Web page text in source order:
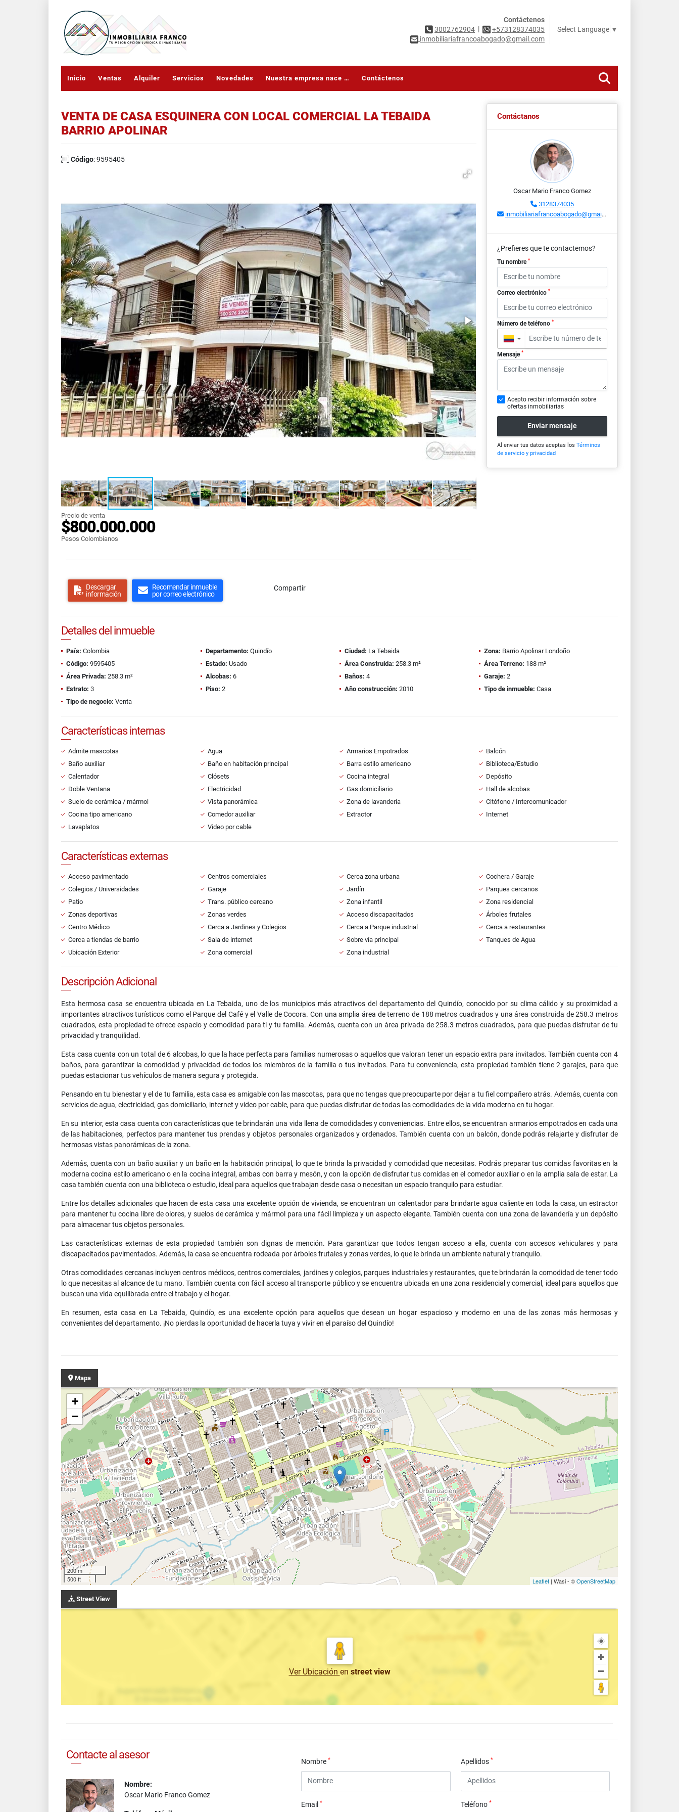
Contáctenos
3002762904 |
+573128374035
inmobiliariafrancoabogado@gmail.com
Select Language ▼
Inicio Ventas Alquiler Servicios Novedades Nuestra empresa nace con la finalidad de brindar una asesoría jurídica y administrativa en todo lo referente a asuntos en bien raíz de forma personalizada, con experiencia, calidez, transparencia, Contáctenos
VENTA DE CASA ESQUINERA CON LOCAL COMERCIAL LA TEBAIDA
BARRIO APOLINAR
Código: 9595405
Precio de venta
$800.000.000
Pesos Colombianos
Descargar
información
Recomendar inmueble
por correo electrónico
Compartir
Contáctanos
Oscar Mario Franco Gomez
3128374035
inmobiliariafrancoabogado@gmail.com
¿Prefieres que te contactemos?
Tu nombre *
Correo electrónico *
Número de teléfono *
▼
Mensaje *
Acepto recibir información sobre
ofertas inmobiliarias
Enviar mensaje
Al enviar tus datos aceptas los Términos
de servicio y privacidad
Detalles del inmueble
País: Colombia Departamento: Quindío Ciudad: La Tebaida Zona: Barrio Apolinar Londoño
Código: 9595405 Estado: Usado Área Construida: 258.3 m² Área Terreno: 188 m²
Área Privada: 258.3 m² Alcobas: 6 Baños: 4 Garaje: 2
Estrato: 3 Piso: 2 Año construcción: 2010 Tipo de inmueble: Casa
Tipo de negocio: Venta
Características internas
Admite mascotas Agua Armarios Empotrados
Balcón
Baño auxiliar
Baño en habitación principal Barra estilo americano
Biblioteca/Estudio
Calentador
Clósets Cocina integral
Depósito
Doble Ventana
Electricidad Gas domiciliario
Hall de alcobas
Suelo de cerámica / mármol
Vista panorámica Zona de lavandería
Citófono / Intercomunicador
Cocina tipo americano
Comedor auxiliar Extractor
Internet
Lavaplatos
Video por cable
Características externas
Acceso pavimentado Centros comerciales Cerca zona urbana
Cochera / Garaje
Colegios / Universidades
Garaje Jardín
Parques cercanos
Patio
Trans. público cercano Zona infantil
Zona residencial
Zonas deportivas
Zonas verdes Acceso discapacitados
Árboles frutales
Centro Médico
Cerca a Jardines y Colegios Cerca a Parque industrial
Cerca a restaurantes
Cerca a tiendas de barrio
Sala de internet Sobre vía principal
Tanques de Agua
Ubicación Exterior
Zona comercial Zona industrial
Descripción Adicional
Esta hermosa casa se encuentra ubicada en La Tebaida, uno de los municipios más atractivos del departamento del Quindío, conocido por su clima cálido y su proximidad a
importantes atractivos turísticos como el Parque del Café y el Valle de Cocora. Con una amplia área de terreno de 188 metros cuadrados y una área construida de 258.3 metros
cuadrados, esta propiedad te ofrece espacio y comodidad para ti y tu familia. Además, cuenta con un área privada de 258.3 metros cuadrados, para que puedas disfrutar de tu
privacidad y tranquilidad.
Esta casa cuenta con un total de 6 alcobas, lo que la hace perfecta para familias numerosas o aquellos que valoran tener un espacio extra para invitados. También cuenta con 4
baños, para garantizar la comodidad y privacidad de todos los miembros de la familia o tus invitados. Para tu conveniencia, esta propiedad también tiene 2 garajes, para que
puedas estacionar tus vehículos de manera segura y protegida.
Pensando en tu bienestar y el de tu familia, esta casa es amigable con las mascotas, para que no tengas que preocuparte por dejar a tu fiel compañero atrás. Además, cuenta con
servicios de agua, electricidad, gas domiciliario, internet y video por cable, para que puedas disfrutar de todas las comodidades de la vida moderna en tu hogar.
En su interior, esta casa cuenta con características que te brindarán una vida llena de comodidades y conveniencias. Entre ellos, se encuentran armarios empotrados en cada una
de las habitaciones, perfectos para mantener tus prendas y objetos personales organizados y ordenados. También cuenta con un balcón, donde podrás relajarte y disfrutar de
hermosas vistas panorámicas de la zona.
Además, cuenta con un baño auxiliar y un baño en la habitación principal, lo que te brinda la privacidad y comodidad que necesitas. Podrás preparar tus comidas favoritas en la
moderna cocina estilo americano o en la cocina integral, ambas con barra y mesón, y con la opción de disfrutar tus comidas en el comedor auxiliar o en la amplia sala de estar. La
casa también cuenta con una biblioteca o estudio, ideal para aquellos que trabajan desde casa o necesitan un espacio tranquilo para estudiar.
Entre los detalles adicionales que hacen de esta casa una excelente opción de vivienda, se encuentran un calentador para brindarte agua caliente en toda la casa, un estractor
para mantener tu cocina libre de olores, y suelos de cerámica y mármol para una fácil limpieza y un aspecto elegante. También cuenta con una zona de lavandería y un depósito
para almacenar tus objetos personales.
Las características externas de esta propiedad también son dignas de mención. Para garantizar que todos tengan acceso a ella, cuenta con accesos vehiculares y para
discapacitados pavimentados. Además, la casa se encuentra rodeada por árboles frutales y zonas verdes, lo que le brinda un ambiente natural y tranquilo.
Otras comodidades cercanas incluyen centros médicos, centros comerciales, jardines y colegios, parques industriales y restaurantes, que te brindarán la comodidad de tener todo
lo que necesitas al alcance de tu mano. También cuenta con fácil acceso al transporte público y se encuentra ubicada en una zona residencial y comercial, ideal para aquellos que
buscan una vida equilibrada entre el trabajo y el hogar.
En resumen, esta casa en La Tebaida, Quindío, es una excelente opción para aquellos que desean un hogar espacioso y moderno en una de las zonas más hermosas y
convenientes del departamento. ¡No pierdas la oportunidad de hacerla tuya y vivir en el paraíso del Quindío!
Mapa
+
−
200 m
500 ft
Leaflet | Wasi - ©OpenStreetMap
Street View
Ver Ubicación en street view
Contacte al asesor
Nombre:
Oscar Mario Franco Gomez
Nombre* Apellidos *
Email* Teléfono *